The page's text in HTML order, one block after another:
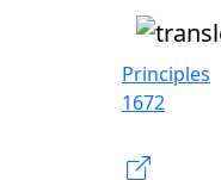
Principles
1672